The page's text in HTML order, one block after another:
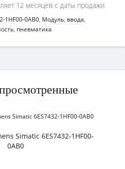
12 месяцев с даты продажи.
1HF00-0AB0, Модуль, ввода,
, пневматика
Simatic 6ES7432-1HF00-
0AB0